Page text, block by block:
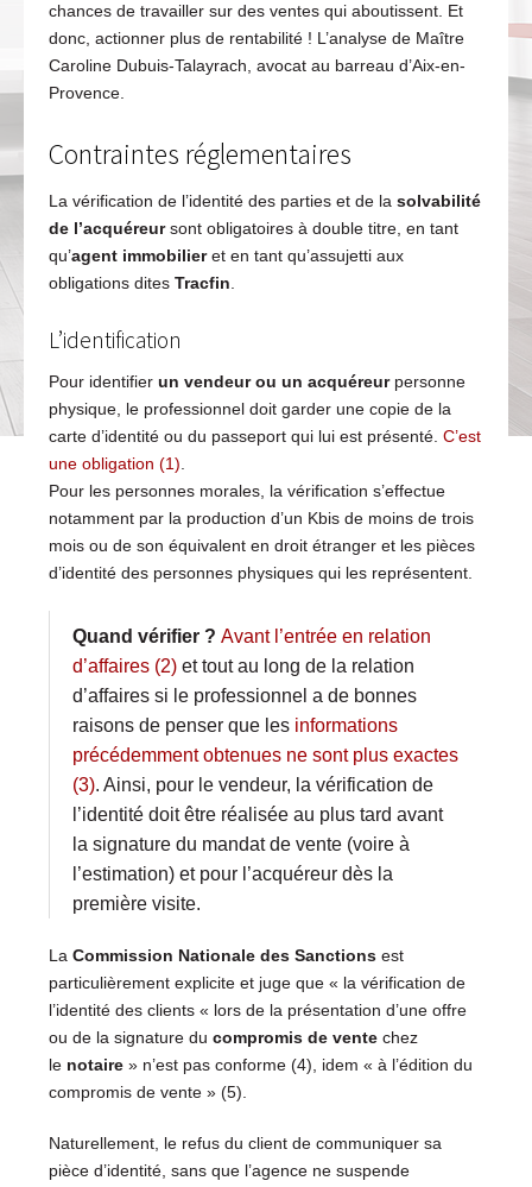
chances de travailler sur des ventes qui aboutissent. Et
donc, actionner plus de rentabilité ! L’analyse de Maître
Caroline Dubuis-Talayrach, avocat au barreau d’Aix-en-
Provence.
Contraintes réglementaires
La vérification de l’identité des parties et de la solvabilité
de l’acquéreursont obligatoires à double titre, en tant
qu’agent immobilieret en tant qu’assujetti aux
obligations dites Tracfin
L’identification
Pour identifierun vendeur ou un acquéreurpersonne
physique, le professionnel doit garder une copie de la
carte d’identité ou du passeport qui lui est présenté. C’est
une obligation (1)
Pour les personnes morales, la vérification s’effectue
notamment par la production d’un Kbis de moins de trois
mois ou de son équivalent en droit étranger et les pièces
d’identité des personnes physiques qui les représentent.
Quand vérifier ? Avant l’entrée en relation
d’affaires (2)et tout au long de la relation
d’affaires si le professionnel a de bonnes
raisons de penser que lesinformations
précédemment obtenues ne sont plus exactes
(3). Ainsi, pour le vendeur, la vérification de
l’identité doit être réalisée au plus tard avant
la signature du mandat de vente (voire à
l’estimation) et pour l’acquéreur dès la
première visite.
La Commission Nationale des Sanctionsest
particulièrement explicite et juge que « la vérification de
l’identité des clients « lors de la présentation d’une offre
ou de la signature du compromis de ventechez
le notaire» n’est pas conforme (4), idem « à l’édition du
compromis de vente » (5).
Naturellement, le refus du client de communiquer sa
pièce d’identité, sans que l’agence ne suspende